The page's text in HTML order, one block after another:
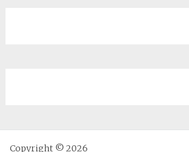
Copyright © 2026